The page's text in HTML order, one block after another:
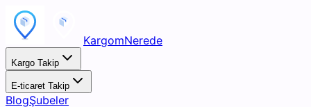
KargomNerede
Kargo Takip
E-ticaret Takip
BlogŞubeler